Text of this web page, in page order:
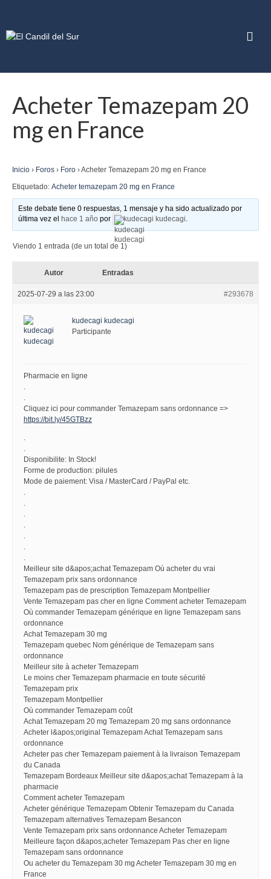
Acheter Temazepam 20
mg en France
Inicio › Foros › Foro ›Acheter Temazepam 20 mg en France
Etiquetado: Acheter temazepam 20 mg en France
Este debate tiene 0 respuestas, 1 mensaje y ha sido actualizado por
última vez el
hace 1 año por kudecagi kudecagi.
Viendo 1 entrada (de un total de 1)
Autor Entradas
2025-07-29 a las 23:00 #293678
kudecagi kudecagi
Participante
Pharmacie en ligne
.
.
Cliquez ici pour commander Temazepam sans ordonnance =>
https://bit.ly/45GTBzz
.
.
Disponibilite: In Stock!
Forme de production: pilules
Mode de paiement: Visa / MasterCard / PayPal etc.
.
.
.
.
.
.
.
Meilleur site d&apos;achat Temazepam Où acheter du vrai
Temazepam prix sans ordonnance
Temazepam pas de prescription Temazepam Montpellier
Vente Temazepam pas cher en ligne Comment acheter Temazepam
Où commander Temazepam générique en ligne Temazepam sans
ordonnance
Achat Temazepam 30 mg
Temazepam quebec Nom générique de Temazepam sans
ordonnance
Meilleur site à acheter Temazepam
Le moins cher Temazepam pharmacie en toute sécurité
Temazepam prix
Temazepam Montpellier
Où commander Temazepam coût
Achat Temazepam 20 mg Temazepam 20 mg sans ordonnance
Acheter l&apos;original Temazepam Achat Temazepam sans
ordonnance
Acheter pas cher Temazepam paiement à la livraison Temazepam
du Canada
Temazepam Bordeaux Meilleur site d&apos;achat Temazepam à la
pharmacie
Comment acheter Temazepam
Acheter générique Temazepam Obtenir Temazepam du Canada
Temazepam alternatives Temazepam Besancon
Vente Temazepam prix sans ordonnance Acheter Temazepam
Meilleure façon d&apos;acheter Temazepam Pas cher en ligne
Temazepam sans ordonnance
Ou acheter du Temazepam 30 mg Acheter Temazepam 30 mg en
France